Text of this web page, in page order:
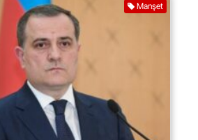
Manşet